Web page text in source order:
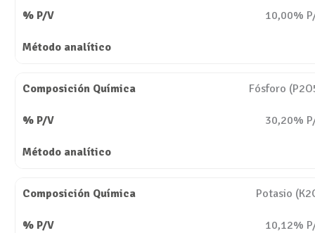
10,00%
Fósforo
30,20%
Potasio
10,12%